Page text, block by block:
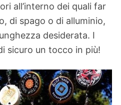
all’interno dei quali far
di spago o di alluminio,
desiderata. I
sicuro un tocco in più!